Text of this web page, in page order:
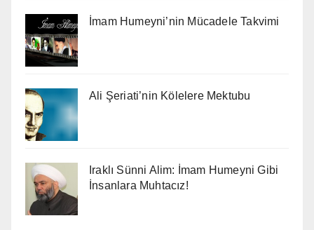
İmam Humeyni’nin Mücadele Takvimi
Ali Şeriati’nin Kölelere Mektubu
Iraklı Sünni Alim: İmam Humeyni Gibi
İnsanlara Muhtacız!